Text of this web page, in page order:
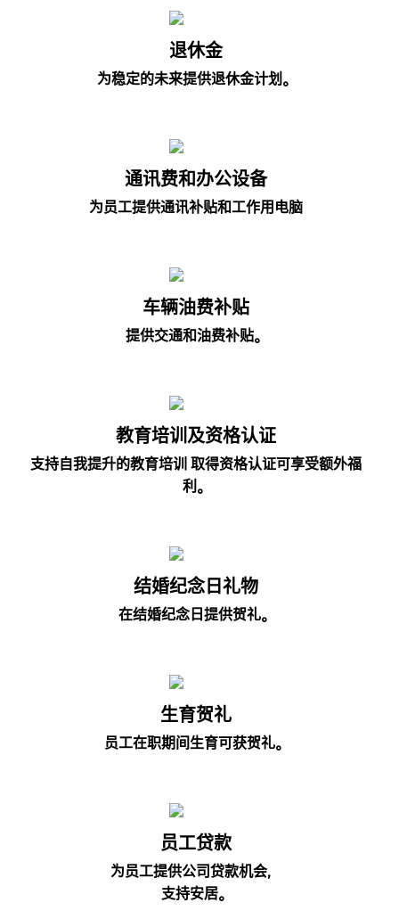
退休金
为稳定的未来提供退休金计划。
通讯费和办公设备
为员工提供通讯补贴和工作用电脑
车辆油费补贴
提供交通和油费补贴。
教育培训及资格认证
支持自我提升的教育培训 取得资格认证可享受额外福
利。
结婚纪念日礼物
在结婚纪念日提供贺礼。
生育贺礼
员工在职期间生育可获贺礼。
员工贷款
为员工提供公司贷款机会，
支持安居。